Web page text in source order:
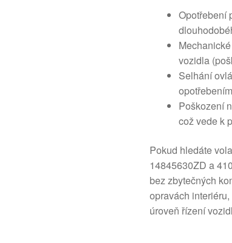
Opotřebení
vozidla
Selhání
Poškození
což vede k
Pokud hledáte
14845630ZD a
bez zbytečných
opravách
úroveň řízení